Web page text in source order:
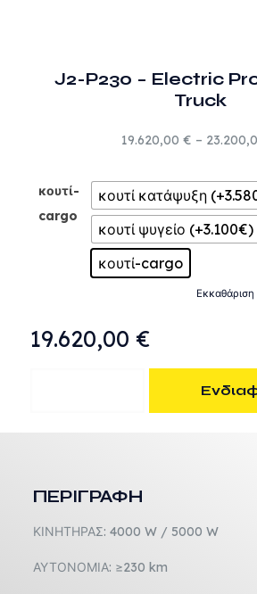
J2-P230 – Electric
Truck
19.620,00 € –
κουτί-
cargo
κουτί κατάψυξη
κουτί ψυγείο (+3.100€)
κουτί-cargo
Εκκαθάριση
19.620,00 €
Truck
ΠΕΡΙΓΡΑΦΗ
ΚΙΝΗΤΗΡΑΣ: 4000 W / 5000 W
ΑΥΤΟΝΟΜΙΑ: ≥230 km